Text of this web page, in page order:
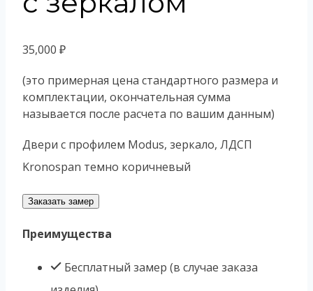
35,000 ₽
(это примерная цена стандартного размера и
комплектации, окончательная сумма
называется после расчета по вашим данным)
Двери с профилем Modus, зеркало, ЛДСП
Kronospan темно коричневый
Заказать замер
Преимущества
Бесплатный замер (в случае заказа